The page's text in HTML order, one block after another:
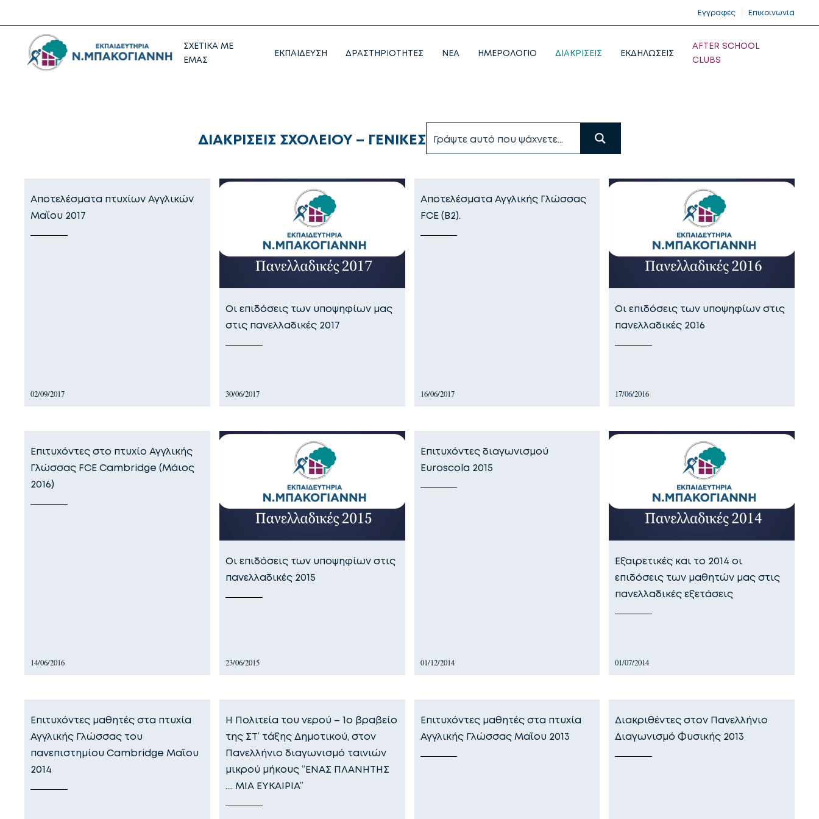
Εγγραφές Επικοινωνία
ΣΧΕΤΙΚΑ ΜΕ
ΕΜΑΣ
ΕΚΠΑΙΔΕΥΣΗ ΔΡΑΣΤΗΡΙΟΤΗΤΕΣ NEA ΗΜΕΡΟΛΟΓΙΟ ΔΙΑΚΡΙΣΕΙΣ ΕΚΔΗΛΩΣΕΙΣ
AFTER SCHOOL
CLUBS
ΔΙΑΚΡΙΣΕΙΣ ΣΧΟΛΕΙΟΥ – ΓΕΝΙΚΕΣ
Αποτελέσματα πτυχίων Αγγλικών
Μαΐου 2017
02/09/2017
Οι επιδόσεις των υποψηφίων μας
στις πανελλαδικές 2017
30/06/2017
Αποτελέσματα Αγγλικής Γλώσσας
FCE (B2).
16/06/2017
Οι επιδόσεις των υποψηφίων στις
πανελλαδικές 2016
17/06/2016
Επιτυχόντες στo πτυχίo Αγγλικής
Γλώσσας FCE Cambridge (Μάιος
2016)
14/06/2016
Οι επιδόσεις των υποψηφίων στις
πανελλαδικές 2015
23/06/2015
Επιτυχόντες διαγωνισμού
Euroscola 2015
01/12/2014
Εξαιρετικές και το 2014 οι
επιδόσεις των μαθητών μας στις
πανελλαδικές εξετάσεις
01/07/2014
Επιτυχόντες μαθητές στα πτυχία
Αγγλικής Γλώσσας του
πανεπιστημίου Cambridge Μαΐου
2014
Η Πολιτεία του νερού – 1ο βραβείο
της ΣΤ’ τάξης Δημοτικού, στον
Πανελλήνιο διαγωνισμό ταινιών
μικρού μήκους “ΕΝΑΣ ΠΛΑΝΗΤΗΣ
…. ΜΙΑ ΕΥΚΑΙΡΙΑ”
Επιτυχόντες μαθητές στα πτυχία
Αγγλικής Γλώσσας Μαΐου 2013
Διακριθέντες στον Πανελλήνιο
Διαγωνισμό Φυσικής 2013